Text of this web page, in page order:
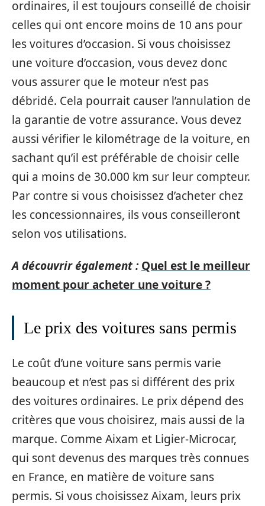
ordinaires, il est toujours conseillé de choisir
celles qui ont encore moins de 10 ans pour
les voitures d’occasion. Si vous choisissez
une voiture d’occasion, vous devez donc
vous assurer que le moteur n’est pas
débridé. Cela pourrait causer l’annulation de
la garantie de votre assurance. Vous devez
aussi vérifier le kilométrage de la voiture, en
sachant qu’il est préférable de choisir celle
qui a moins de 30.000 km sur leur compteur.
Par contre si vous choisissez d’acheter chez
les concessionnaires, ils vous conseilleront
selon vos utilisations.
A découvrir également : Quel est le meilleur
moment pour acheter une voiture ?
Le prix des voitures sans permis
Le coût d’une voiture sans permis varie
beaucoup et n’est pas si différent des prix
des voitures ordinaires. Le prix dépend des
critères que vous choisirez, mais aussi de la
marque. Comme Aixam et Ligier-Microcar,
qui sont devenus des marques très connues
en France, en matière de voiture sans
permis. Si vous choisissez Aixam, leurs prix